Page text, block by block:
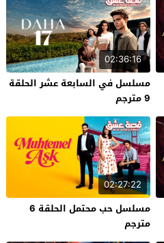
02:36:16
مسلسل في السابعة عشر الحلقة
9 مترجم
02:27:22
مسلسل حب محتمل الحلقة 6
مترجم